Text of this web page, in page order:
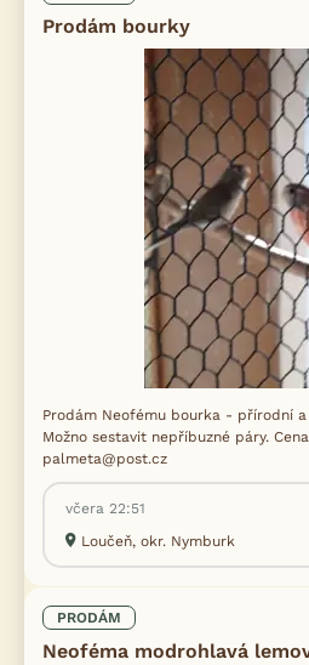
Prodám bourky
Prodám Neofému bourka - přírodní
Možno sestavit nepříbuzné páry.
palmeta@post.cz
včera 22:51
Loučeň, okr. Nymburk
PRODÁM
Neoféma modrohlavá